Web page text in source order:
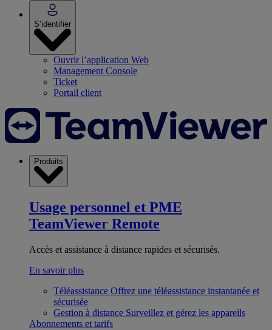
S’identifier
Ouvrir l’application Web
Management Console
Ticket
Portail client
Produits
Usage personnel et PME
TeamViewer Remote
Accès et assistance à distance rapides et sécurisés.
En savoir plus
Téléassistance Offrez une téléassistance instantanée et
sécurisée
Gestion à distance Surveillez et gérez les appareils
Abonnements et tarifs